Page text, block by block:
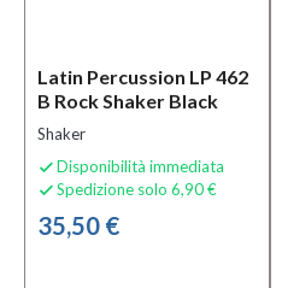
Latin Percussion LP 462
B Rock Shaker Black
Shaker
 Disponibilità immediata
 Spedizione solo 6,90 €
35,50 €